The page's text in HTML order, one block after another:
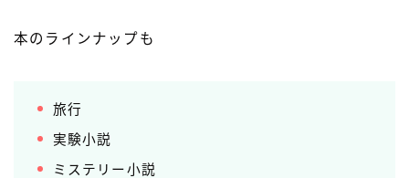
本のラインナップも
旅行
実験小説
ミステリー小説